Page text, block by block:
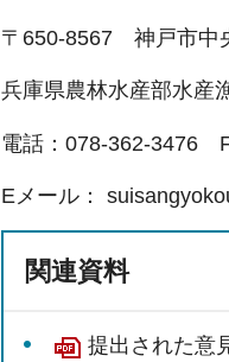
〒650-8567 神戸市中
兵庫県農林水産部水産
電話：078-362-3476
Eメール：
関連資料
提出された意